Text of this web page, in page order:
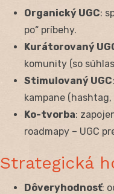
Organický UGC:
po“ príbehy.
Kurátorovaný
komunity (so
Stimulovaný UGC
kampane
Ko-tvorba:
roadmapy – UGC
Strategická
Dôveryhodnosť: